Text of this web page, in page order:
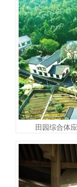
田园综合体